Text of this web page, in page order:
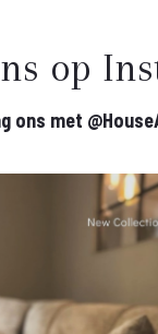
op
ons met